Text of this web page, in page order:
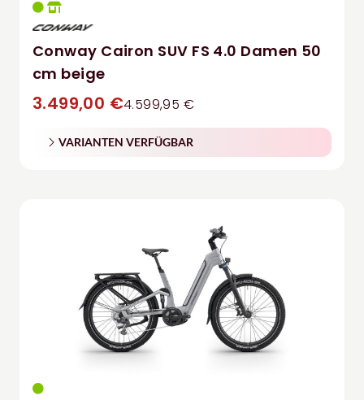
Conway Cairon SUV FS 4.0 Damen 50
cm beige
3.499,00 €4.599,95 €
VARIANTEN VERFÜGBAR